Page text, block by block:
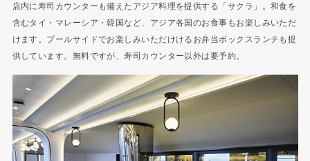
店内に寿司カウンターも備えたアジア料理を提供する「サクラ」。和食を
含むタイ・マレーシア・韓国など、アジア各国のお食事もお楽しみいただ
けます。プールサイドでお楽しみいただけけるお弁当ボックスランチも提
供しています。無料ですが、寿司カウンター以外は要予約。